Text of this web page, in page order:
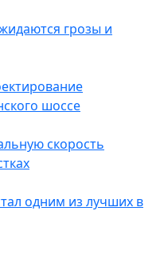
грозы и
шоссе
скорость
одним из лучших в